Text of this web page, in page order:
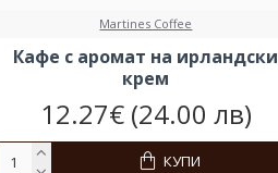
Martines Coffee
Кафе с аромат на ирландски
крем
12.27€ (24.00 лв)
КУПИ